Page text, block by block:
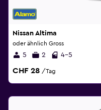
Nissan Altima
oder ähnlich Gross
5 2 4-5
CHF 28 /Tag